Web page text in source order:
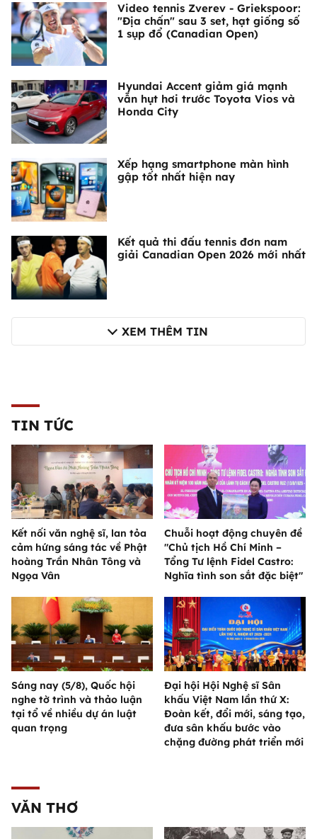
Video tennis Zverev - Griekspoor:
"Địa chấn" sau 3 set, hạt giống số
1 sụp đổ (Canadian Open)
Hyundai Accent giảm giá mạnh
vẫn hụt hơi trước Toyota Vios và
Honda City
Xếp hạng smartphone màn hình
gập tốt nhất hiện nay
Kết quả thi đấu tennis đơn nam
giải Canadian Open 2026 mới nhất
XEM THÊM TIN
TIN TỨC
Kết nối văn nghệ sĩ, lan tỏa
cảm hứng sáng tác về Phật
hoàng Trần Nhân Tông và
Ngọa Vân
Chuỗi hoạt động chuyên đề
"Chủ tịch Hồ Chí Minh –
Tổng Tư lệnh Fidel Castro:
Nghĩa tình son sắt đặc biệt"
Sáng nay (5/8), Quốc hội
nghe tờ trình và thảo luận
tại tổ về nhiều dự án luật
quan trọng
Đại hội Hội Nghệ sĩ Sân
khấu Việt Nam lần thứ X:
Đoàn kết, đổi mới, sáng tạo,
đưa sân khấu bước vào
chặng đường phát triển mới
VĂN THƠ